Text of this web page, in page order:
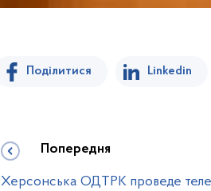
Поділитися Linkedin
Попередня
Херсонська ОДТРК проведе